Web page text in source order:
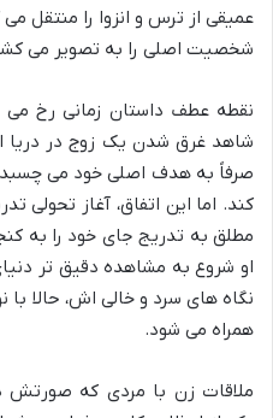
عمیقی از ترس و انزوا را منتقل
شخصیت اصلی را به تصویر می
نقطه عطف داستان زمانی رخ
شاهد غرق شدن یک زوج در دریا
صرفاً به هدف اصلی خود می چسبد
کند. اما این اتفاق، آغاز تحولی
مطلق به تدریج جای خود را به
او شروع به مشاهده دقیق تر
نگاه های سرد و خالی اش، حالا
همراه می شود.
ملاقات زن با مردی که صورتش